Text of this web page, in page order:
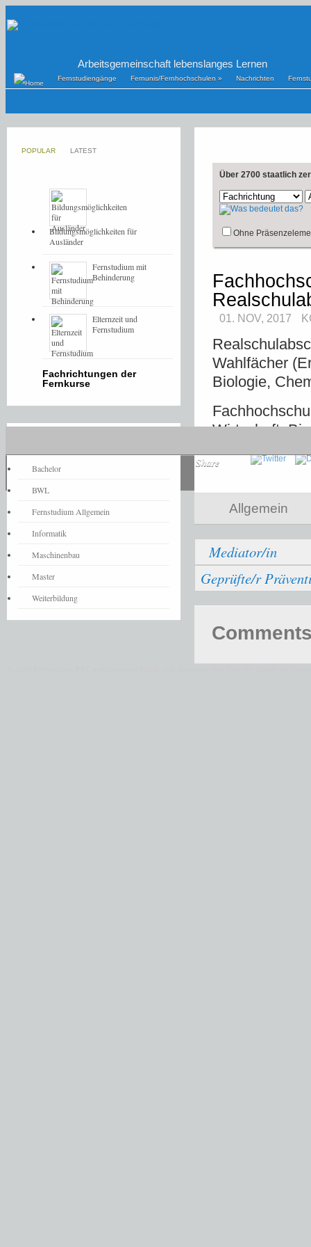
Arbeitsgemeinschaft lebenslanges Lernen
Fernstudiengänge Fernunis/Fernhochschulen » Nachrichten
Über 2700 staatlich
Ohne
01. NOV, 2017
Wahlfächer
Biologie,
Wirtschaft,
Share
Allgemein
Mediator/in
Geprüfte/r
POPULAR LATEST
Bildungsmöglichkeiten für
Ausländer
Fernstudium mit
Behinderung
Elternzeit und
Fernstudium
Fachrichtungen der
Fernkurse
Bachelor
BWL
Fernstudium Allgemein
Informatik
Maschinenbau
Master
Weiterbildung